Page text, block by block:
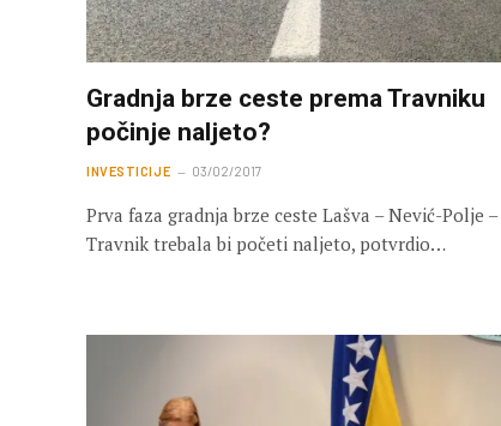
Gradnja brze ceste prema Travniku
počinje naljeto?
INVESTICIJE 03/02/2017
Prva faza gradnja brze ceste Lašva – Nević-Polje –
Travnik trebala bi početi naljeto, potvrdio…